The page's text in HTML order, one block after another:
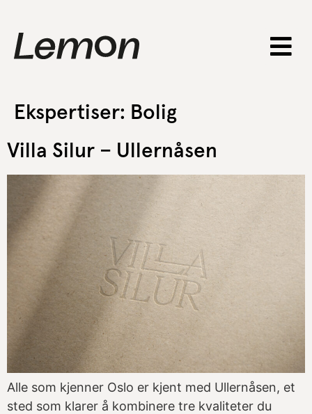
Ekspertiser: Bolig
Villa Silur – Ullernåsen
Alle som kjenner Oslo er kjent med Ullernåsen, et
sted som klarer å kombinere tre kvaliteter du